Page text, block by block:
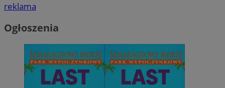
reklama
Ogłoszenia